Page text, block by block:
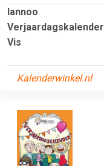
lannoo
Verjaardagskalender
Vis
Kalenderwinkel.nl